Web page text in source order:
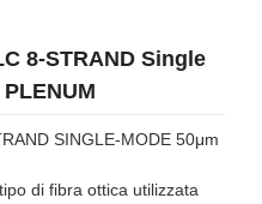
8-STRAND Single
SINGLE-MODE 50μm
di fibra ottica utilizzata